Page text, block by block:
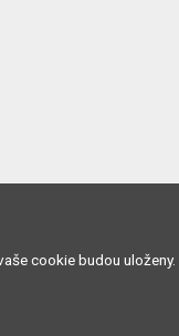
cookie budou uloženy.